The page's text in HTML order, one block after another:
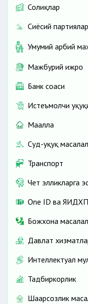
тегишли
ошириши
Солиқлар
Сиёсий
Умумий ҳарбий
Мажбурий ижро
Банк соҳаси
Истеъмолчи
Маҳалла
Суд-ҳуқуқ
Транспорт
Чет элликларга
One ID ва ЯИДХП
Божхона
Давлат
Интеллектуал
Тадбиркорлик
Шаҳарсозлик